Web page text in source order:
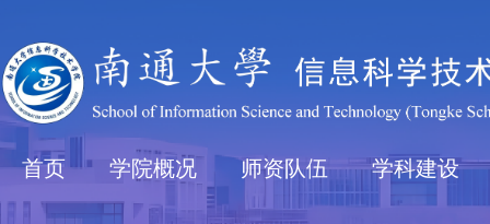
首页 学院概况 师资队伍 学科建设